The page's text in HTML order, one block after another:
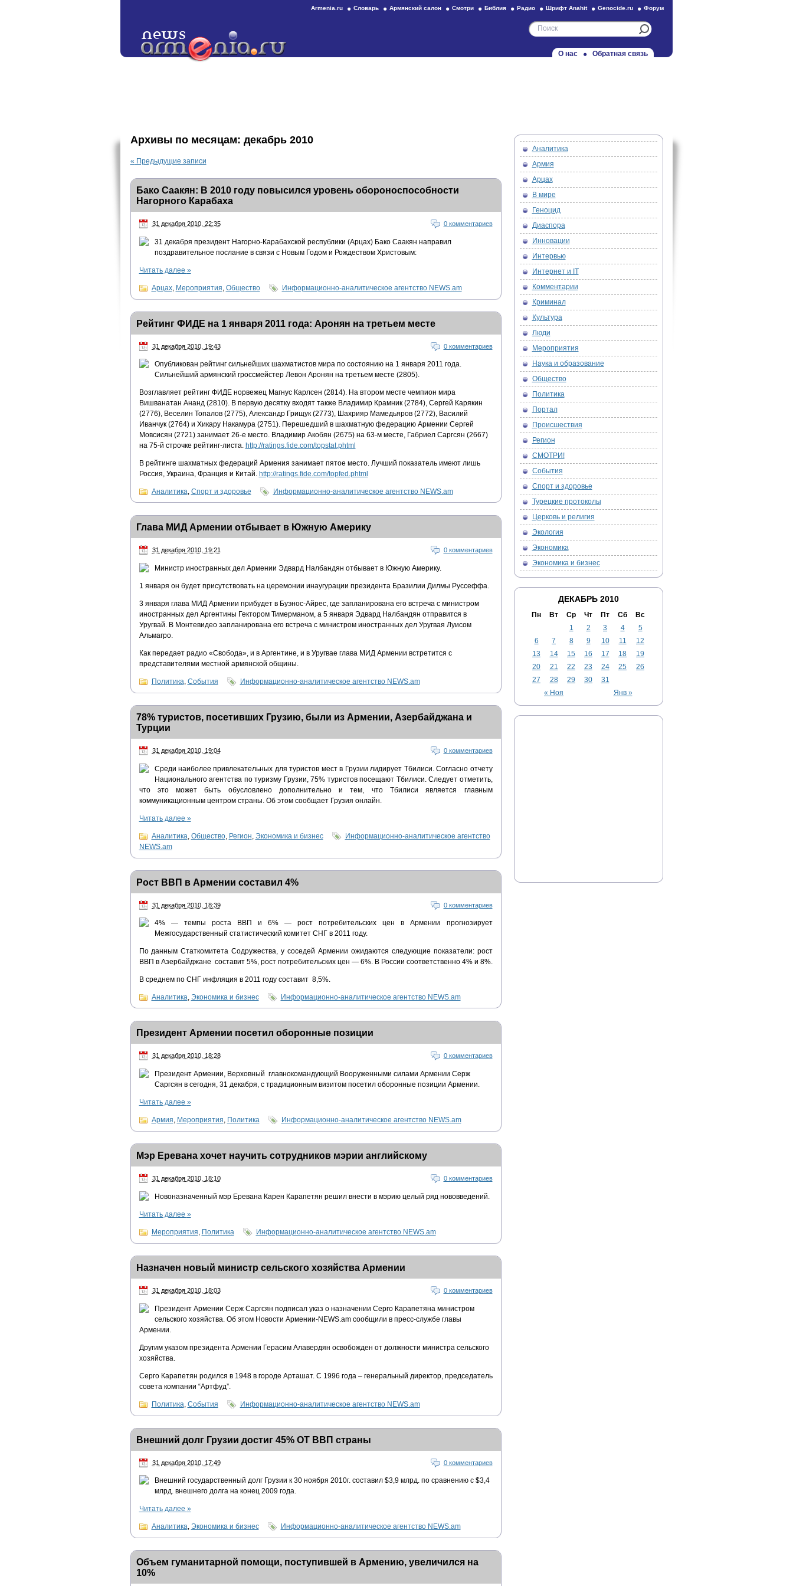
Armenia.ru Словарь Армянский салон Смотри Библия Радио Шрифт Anahit Genocide.ru Форум
О нас Обратная связь
Архивы по месяцам: декабрь 2010
« Предыдущие записи
Бако Саакян: В 2010 году повысился уровень обороноспособности
Нагорного Карабаха
31 декабря 2010, 22:35 0 комментариев
31 декабря президент Нагорно-Карабахской республики (Арцах) Бако Саакян направил
поздравительное послание в связи с Новым Годом и Рождеством Христовым:
Читать далее »
Арцах, Мероприятия Общество Информационно-аналитическое агентство NEWS.am
Рейтинг ФИДЕ на 1 января 2011 года: Аронян на третьем месте
31 декабря 2010, 19:43 0 комментариев
Опубликован рейтинг сильнейших шахматистов мира по состоянию на 1 января 2011 года.
Сильнейший армянский гроссмейстер Левон Аронян на третьем месте (2805).
Возглавляет рейтинг ФИДЕ норвежец Магнус Карлсен (2814). На втором месте чемпион мира
Вишванатан Ананд (2810). В первую десятку входят также Владимир Крамник (2784), Сергей Карякин
(2776), Веселин Топалов (2775), Александр Грищук (2773), Шахрияр Мамедьяров (2772), Василий
Иванчук (2764) и Хикару Накамура (2751). Перешедший в шахматную федерацию Армении Сергей
Мовсисян (2721) занимает 26-е место. Владимир Акобян (2675) на 63-м месте, Габриел Саргсян (2667)
на 75-й строчке рейтинг-листа. http://ratings.fide.com/topstat.phtml
В рейтинге шахматных федераций Армения занимает пятое место. Лучший показатель имеют лишь
Россия, Украина, Франция и Китай. http://ratings.fide.com/topfed.phtml
Аналитика, Спорт и здоровье Информационно-аналитическое агентство NEWS.am
Глава МИД Армении отбывает в Южную Америку
31 декабря 2010, 19:21 0 комментариев
Министр иностранных дел Армении Эдвард Налбандян отбывает в Южную Америку.
1 января он будет присутствовать на церемонии инаугурации президента Бразилии Дилмы Руссеффа.
3 января глава МИД Армении прибудет в Буэнос-Айрес, где запланирована его встреча с министром
иностранных дел Аргентины Гектором Тимерманом, а 5 января Эдвард Налбандян отправится в
Уругвай. В Монтевидео запланирована его встреча с министром иностранных дел Уругвая Луисом
Альмагро.
Как передает радио «Свобода», и в Аргентине, и в Уругвае глава МИД Армении встретится с
представителями местной армянской общины.
Политика, События Информационно-аналитическое агентство NEWS.am
78% туристов, посетивших Грузию, были из Армении, Азербайджана и
Турции
31 декабря 2010, 19:04 0 комментариев
Среди наиболее привлекательных для туристов мест в Грузии лидирует Тбилиси. Согласно отчету
Национального агентства по туризму Грузии, 75% туристов посещают Тбилиси. Следует отметить,
что это может быть обусловлено дополнительно и тем, что Тбилиси является главным
коммуникационным центром страны. Об этом сообщает Грузия онлайн.
Читать далее »
Аналитика Общество, Регион Экономика и бизнес
Информационно-аналитическое агентство
NEWS.am
Рост ВВП в Армении составил 4%
31 декабря 2010, 18:39 0 комментариев
4% — темпы роста ВВП и 6% — рост потребительских цен в Армении прогнозирует
Межгосударственный статистический комитет СНГ в 2011 году.
По данным Статкомитета Содружества, у соседей Армении ожидаются следующие показатели: рост
ВВП в Азербайджане составит 5%, рост потребительских цен — 6%. В России соответственно 4% и 8%.
В среднем по СНГ инфляция в 2011 году составит 8,5%.
Аналитика, Экономика и бизнес Информационно-аналитическое агентство NEWS.am
Президент Армении посетил оборонные позиции
31 декабря 2010, 18:28 0 комментариев
Президент Армении, Верховный главнокомандующий Вооруженными силами Армении Серж
Саргсян в сегодня, 31 декабря, с традиционным визитом посетил оборонные позиции Армении.
Читать далее »
Армия, Мероприятия, Политика Информационно-аналитическое агентство NEWS.am
Мэр Еревана хочет научить сотрудников мэрии английскому
31 декабря 2010, 18:10 0 комментариев
Новоназначенный мэр Еревана Карен Карапетян решил внести в мэрию целый ряд нововведений.
Читать далее »
Мероприятия, Политика Информационно-аналитическое агентство NEWS.am
Назначен новый министр сельского хозяйства Армении
31 декабря 2010, 18:03 0 комментариев
Президент Армении Серж Саргсян подписал указ о назначении Серго Карапетяна министром
сельского хозяйства. Об этом Новости Армении-NEWS.am сообщили в пресс-службе главы
Армении.
Другим указом президента Армении Герасим Алавердян освобожден от должности министра сельского
хозяйства.
Серго Карапетян родился в 1948 в городе Арташат. С 1996 года – генеральный директор, председатель
совета компании “Артфуд”.
Политика События Информационно-аналитическое агентство NEWS.am
Внешний долг Грузии достиг 45% ОТ ВВП страны
31 декабря 2010, 17:49 0 комментариев
Внешний государственный долг Грузии к 30 ноября 2010г. составил $3,9 млрд. по сравнению с $3,4
млрд. внешнего долга на конец 2009 года.
Читать далее »
Аналитика, Экономика и бизнес Информационно-аналитическое агентство NEWS.am
Объем гуманитарной помощи, поступившей в Армению, увеличился на
10%
Аналитика
Армия
Арцах
В мире
Геноцид
Диаспора
Инновации
Интервью
Интернет и IT
Комментарии
Криминал
Культура
Люди
Мероприятия
Наука и образование
Общество
Политика
Портал
Происшествия
Регион
СМОТРИ!
События
Спорт и здоровье
Турецкие протоколы
Церковь и религия
Экология
Экономика
Экономика и бизнес
ДЕКАБРЬ 2010
Пн Вт Ср Чт Пт Сб Вс
« Ноя Янв »
1 2 3 4
5
6
7 8 9 10 11
12
13
14 15 16 17 18
19
20
21 22 23 24 25
26
27
28 29 30 31